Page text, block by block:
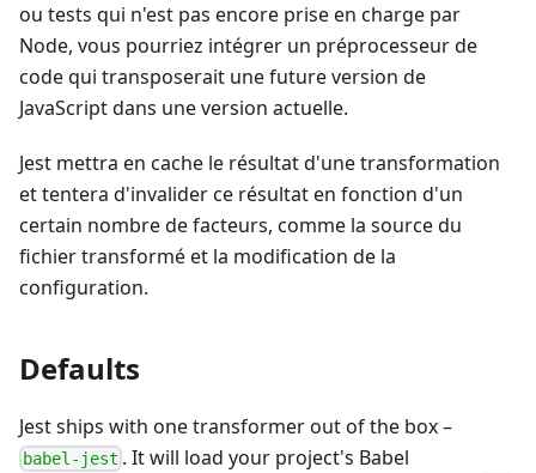
ou tests qui n'est pas encore prise en charge par
Node, vous pourriez intégrer un préprocesseur de
code qui transposerait une future version de
JavaScript dans une version actuelle.
Jest mettra en cache le résultat d'une transformation
et tentera d'invalider ce résultat en fonction d'un
certain nombre de facteurs, comme la source du
fichier transformé et la modification de la
configuration.
Defaults
Jest ships with one transformer out of the box –
babel-jest . It will load your project's Babel